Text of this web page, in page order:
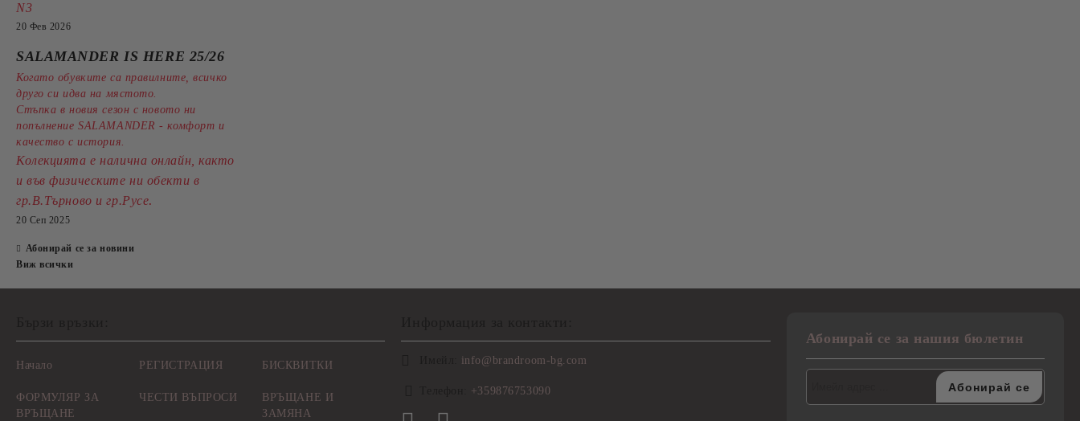
N3
20 Фев 2026
SALAMANDER IS HERE 25/26
Когато обувките са правилните, всичко
друго си идва на мястото.
Стъпка в новия сезон с новото ни
попълнение SALAMANDER - комфорт и
качество с история.
Колекцията е налична онлайн, както
и във физическите ни обекти в
гр.В.Търново и гр.Русе.
20 Сеп 2025
Абонирай се за новини
Виж всички
Начало
ФОРМУЛЯР ЗА
ВРЪЩАНЕ
РЕГИСТРАЦИЯ
ЧЕСТИ ВЪПРОСИ
БИСКВИТКИ
ВРЪЩАНЕ И
ЗАМЯНА
info@brandroom-bg.com
+359876753090
Абонирай се за нашия бюлетин